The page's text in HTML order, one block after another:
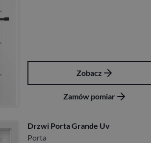
Zobacz
Zamów pomiar
Drzwi Porta Grande Uv
Porta